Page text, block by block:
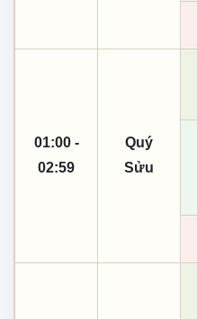
01:00 -
02:59
Quý
Sửu